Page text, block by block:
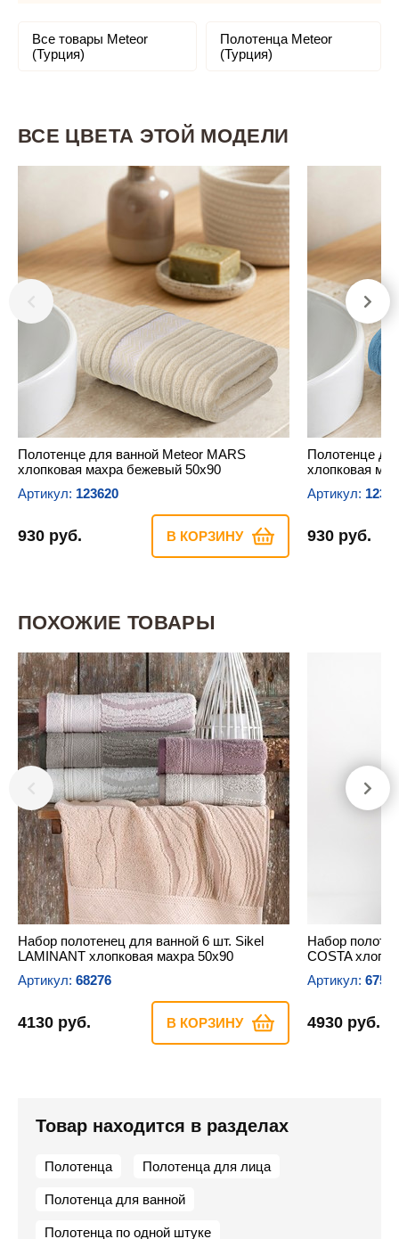
Все товары Meteor
(Турция)
Полотенца Meteor
(Турция)
ВСЕ ЦВЕТА ЭТОЙ МОДЕЛИ
Полотенце для ванной Meteor MARS
хлопковая махра бежевый 50х90
Артикул: 123620
930 руб. В КОРЗИНУ
Полотенце
хлопковая
Артикул:
930 руб.
ПОХОЖИЕ ТОВАРЫ
Набор полотенец для ванной 6 шт. Sikel
LAMINANT хлопковая махра 50х90
Артикул: 68276
4130 руб. В КОРЗИНУ
Набор
COSTA
Артикул:
4930 руб.
Товар находится в разделах
Полотенца Полотенца для лица
Полотенца для ванной
Полотенца по одной штуке